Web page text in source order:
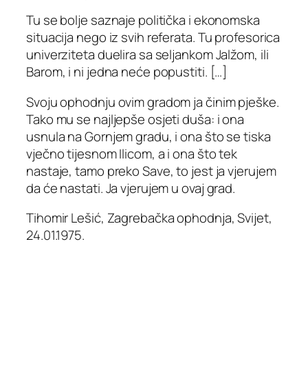
Tu se bolje saznaje politička i ekonomska
situacija nego iz svih referata. Tu profesorica
univerziteta duelira sa seljankom Jalžom, ili
Barom, i ni jedna neće popustiti. […]
Svoju ophodnju ovim gradom ja činim pješke.
Tako mu se najljepše osjeti duša: i ona
usnula na Gornjem gradu, i ona što se tiska
vječno tijesnom Ilicom, a i ona što tek
nastaje, tamo preko Save, to jest ja vjerujem
da će nastati. Ja vjerujem u ovaj grad.
Tihomir Lešić, Zagrebačka ophodnja, Svijet,
24.01.1975.